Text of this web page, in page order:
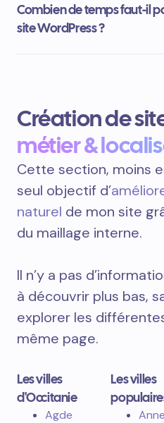
Combien de temps faut-il
site WordPress ?
Création de
métier &
Cette section, moins
seul objectif d’
naturel de mon site
du maillage interne.
Il n’y a pas
à découvrir plus bas,
explorer les
même page.
Les villes
d'Occitanie
Agde
Les villes